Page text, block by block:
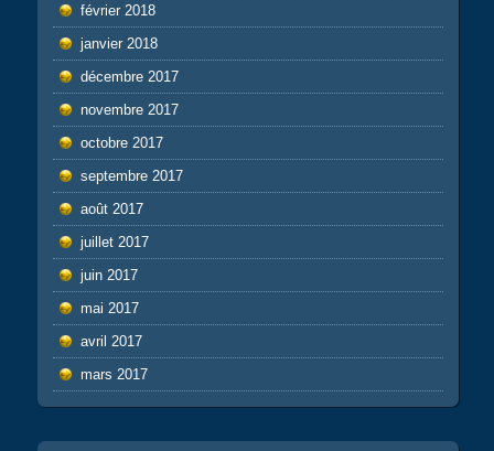
février 2018
janvier 2018
décembre 2017
novembre 2017
octobre 2017
septembre 2017
août 2017
juillet 2017
juin 2017
mai 2017
avril 2017
mars 2017